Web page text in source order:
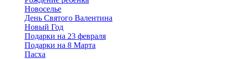
Новоселье
День Святого Валентина
Новый Год
Подарки на 23 февраля
Подарки на 8 Марта
Пасха